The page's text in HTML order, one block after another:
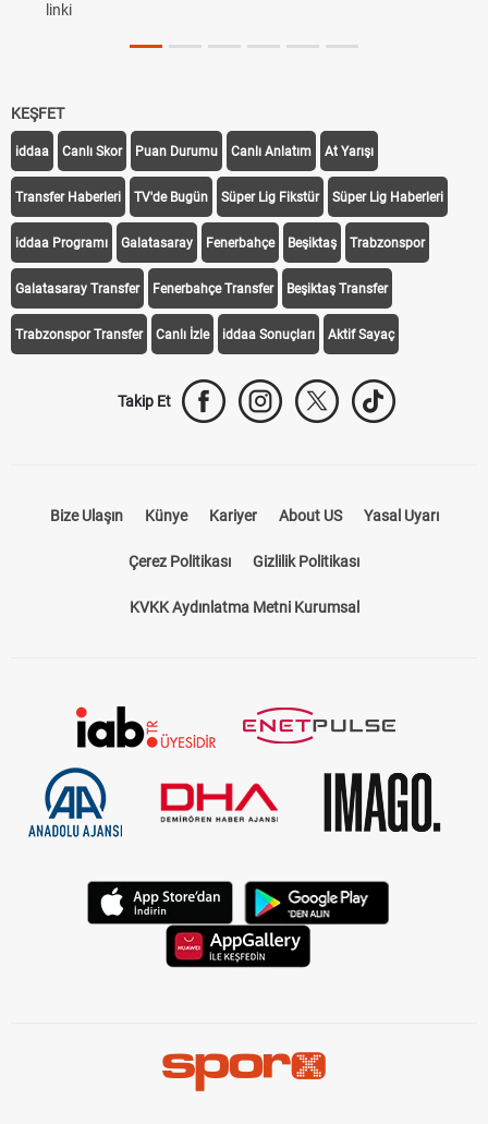
linki
KEŞFET
iddaa Canlı Skor Puan Durumu Canlı Anlatım At Yarışı
Transfer Haberleri TV'de Bugün Süper Lig Fikstür Süper Lig Haberleri
iddaa Programı Galatasaray Fenerbahçe Beşiktaş Trabzonspor
Galatasaray Transfer Fenerbahçe Transfer Beşiktaş Transfer
Trabzonspor Transfer Canlı İzle iddaa Sonuçları Aktif Sayaç
Takip Et
Bize Ulaşın Künye Kariyer About US Yasal Uyarı
Çerez Politikası Gizlilik Politikası
KVKK Aydınlatma Metni Kurumsal